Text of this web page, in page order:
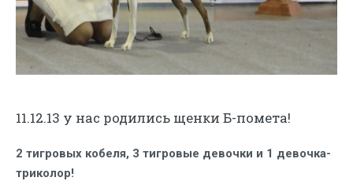
11.12.13 у нас родились щенки Б-помета!
2 тигровых кобеля, 3 тигровые девочки и 1 девочка-
триколор!